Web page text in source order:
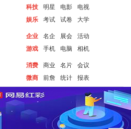
科技 明星 电影
电视
娱乐
考试 试卷 大学
企业 名企 展会
活动
游戏
手机 电脑 相机
消费 商业 名片
会议
微商
前詹 统计 报表